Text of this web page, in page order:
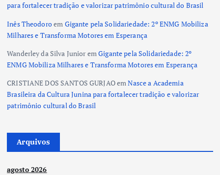
para fortalecer tradição e valorizar patrimônio cultural do Brasil
Inês Theodoroem Gigante pela Solidariedade: 2º ENMG Mobiliza
Milhares e Transforma Motores em Esperança
Wanderley da Silva JunioremGigante pela Solidariedade: 2º
ENMG Mobiliza Milhares e Transforma Motores em Esperança
CRISTIANE DOS SANTOS GURJAOemNasce a Academia
Brasileira da Cultura Junina para fortalecer tradição e valorizar
patrimônio cultural do Brasil
Arquivos
agosto 2026